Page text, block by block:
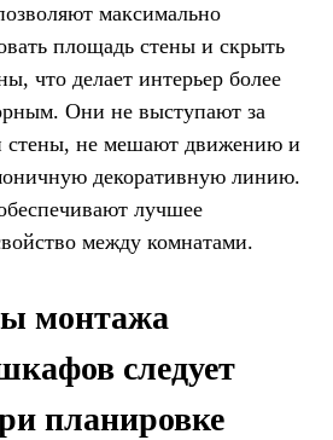
максимально
площадь стены и скрыть
что делает интерьер более
Они не выступают за
стены, не мешают движению и
декоративную линию.
лучшее
между комнатами.
монтажа
следует
планировке